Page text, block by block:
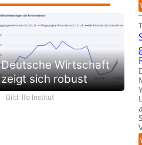
Deutsche Wirtschaft
zeigt sich robust
Bild: Ifo Institut